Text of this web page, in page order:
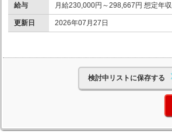
給与 月給230,000円～298,667円 想定年
更新日 2026年07月27日
検討中リストに保存する